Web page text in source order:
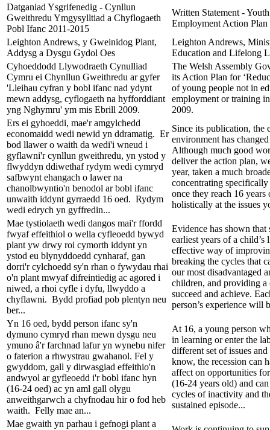
Datganiad Ysgrifenedig - Cynllun
Gweithredu Ymgysylltiad a Chyflogaeth
Pobl Ifanc 2011-2015
Written Statement -
Employment Action Plan
Leighton Andrews, y Gweinidog Plant,
Addysg a Dysgu Gydol Oes
Leighton Andrews,
Education and Lifelong
Cyhoeddodd Llywodraeth Cynulliad
Cymru ei Chynllun Gweithredu ar gyfer
'Lleihau cyfran y bobl ifanc nad ydynt
mewn addysg, cyflogaeth na hyfforddiant
yng Nghymru' ym mis Ebrill 2009.
The Welsh Assembly
its Action Plan for
of young people not in
employment or training
2009.
Ers ei gyhoeddi, mae'r amgylchedd
economaidd wedi newid yn ddramatig. Er
bod llawer o waith da wedi'i wneud i
gyflawni'r cynllun gweithredu, yn ystod y
flwyddyn ddiwethaf rydym wedi cymryd
safbwynt ehangach o lawer na
chanolbwyntio'n benodol ar bobl ifanc
unwaith iddynt gyrraedd 16 oed. Rydym
wedi edrych yn gyffredin...
Since its publication, the
environment has
Although much good
deliver the action plan,
year, taken a much
concentrating
once they reach 16
holistically at the issues
Mae tystiolaeth wedi dangos mai'r ffordd
fwyaf effeithiol o wella cyfleoedd bywyd
plant yw drwy roi cymorth iddynt yn
ystod eu blynyddoedd cynharaf, gan
dorri'r cylchoedd sy'n rhan o fywydau rhai
o'n plant mwyaf difreintiedig ac agored i
niwed, a rhoi cyfle i dyfu, llwyddo a
chyflawni. Bydd profiad pob plentyn neu
ber...
Evidence has shown that
earliest years of a child’s
effective way of
breaking the cycles that
our most disadvantaged
children, and providing a
succeed and achieve.
person’s experience will
Yn 16 oed, bydd person ifanc sy'n
dymuno cymryd rhan mewn dysgu neu
ymuno â'r farchnad lafur yn wynebu nifer
o faterion a rhwystrau gwahanol. Fel y
gwyddom, gall y dirwasgiad effeithio'n
andwyol ar gyfleoedd i'r bobl ifanc hyn
(16-24 oed) ac yn aml gall olygu
anweithgarwch a chyfnodau hir o fod heb
waith. Felly mae an...
At 16, a young person
in learning or enter the
different set of issues
know, the recession can
affect on opportunities
(16-24 years old) and
cycles of inactivity and
sustained episode...
Mae gwaith yn parhau i gefnogi plant a